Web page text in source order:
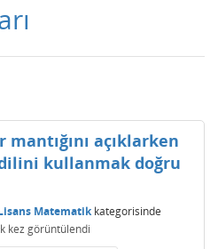
açıklarken
kullanmak doğru
Matematikkategorisinde
kez görüntülendi